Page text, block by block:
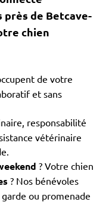
près de Betcave-
chien
de votre
et sans
responsabilité
vétérinaire
? Votre chien
? Nos bénévoles
ou promenade